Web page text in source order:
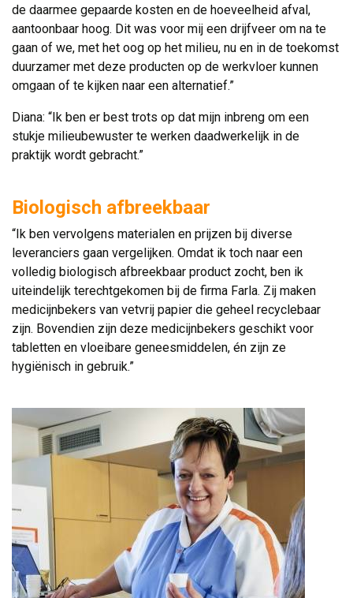
de daarmee gepaarde kosten en de hoeveelheid afval,
aantoonbaar hoog. Dit was voor mij een drijfveer om na te
gaan of we, met het oog op het milieu, nu en in de toekomst
duurzamer met deze producten op de werkvloer kunnen
omgaan of te kijken naar een alternatief.”
Diana: “Ik ben er best trots op dat mijn inbreng om een
stukje milieubewuster te werken daadwerkelijk in de
praktijk wordt gebracht.”
Biologisch afbreekbaar
“Ik ben vervolgens materialen en prijzen bij diverse
leveranciers gaan vergelijken. Omdat ik toch naar een
volledig biologisch afbreekbaar product zocht, ben ik
uiteindelijk terechtgekomen bij de firma Farla. Zij maken
medicijnbekers van vetvrij papier die geheel recyclebaar
zijn. Bovendien zijn deze medicijnbekers geschikt voor
tabletten en vloeibare geneesmiddelen, én zijn ze
hygiënisch in gebruik.”